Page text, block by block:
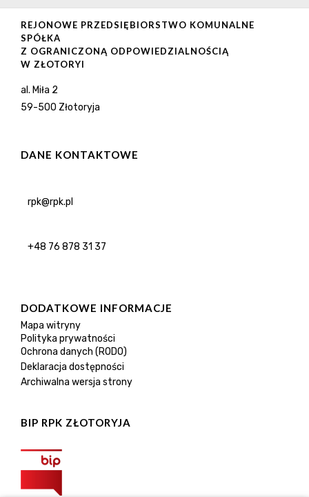
REJONOWE PRZEDSIĘBIORSTWO KOMUNALNE
SPÓŁKA
Z OGRANICZONĄ ODPOWIEDZIALNOŚCIĄ
W ZŁOTORYI
al. Miła 2
59-500 Złotoryja
DANE KONTAKTOWE
rpk@rpk.pl
+48 76 878 31 37
DODATKOWE INFORMACJE
Mapa witryny
Polityka prywatności
Ochrona danych (RODO)
Deklaracja dostępności
Archiwalna wersja strony
BIP RPK ZŁOTORYJA